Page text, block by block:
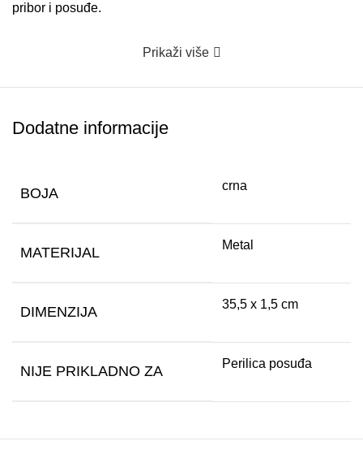
pribor i posuđe.
Prikaži više
Dodatne informacije
BOJA crna
MATERIJAL Metal
DIMENZIJA 35,5 x 1,5 cm
NIJE PRIKLADNO ZA Perilica posuđa